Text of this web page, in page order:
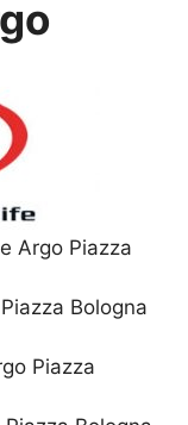
Argo Piazza
Bologna
Piazza